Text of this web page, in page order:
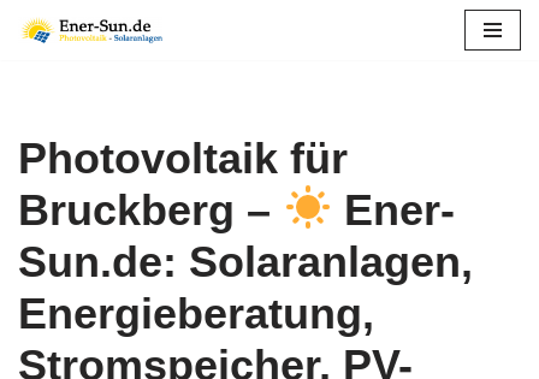
Photovoltaik für
Bruckberg –
Ener-
Sun.de: Solaranlagen,
Energieberatung,
Stromspeicher, PV-